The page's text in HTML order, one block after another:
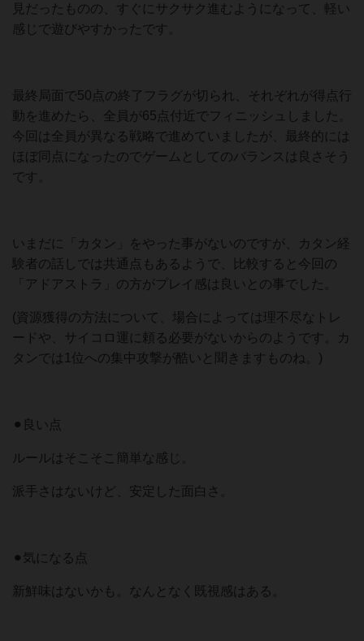
見だったものの、すぐにサクサク進むようになって、軽い
感じで遊びやすかったです。
最終局面で50点の終了フラグが切られ、それぞれが得点行
動を進めたら、全員が65点付近でフィニッシュしました。
今回は全員が異なる戦略で進めていましたが、最終的には
ほぼ同点になったのでゲームとしてのバランスは良さそう
です。
いまだに「カタン」をやった事がないのですが、カタン経
験者の話しでは共通点もあるようで、比較すると今回の
「アドアストラ」の方がプレイ感は良いとの事でした。
(資源獲得の方法について、場合によっては理不尽なトレ
ードや、サイコロ運に頼る必要がないからのようです。カ
タンでは1位への集中攻撃が酷いと聞きますものね。)
⚫︎良い点
ルールはそこそこ簡単な感じ。
派手さはないけど、安定した面白さ。
⚫︎気になる点
新鮮味はないかも。なんとなく既視感はある。